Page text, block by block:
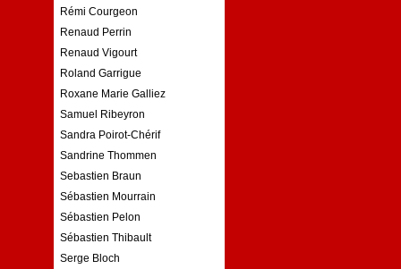
Rémi Courgeon
Renaud Perrin
Renaud Vigourt
Roland Garrigue
Roxane Marie Galliez
Samuel Ribeyron
Sandra Poirot-Chérif
Sandrine Thommen
Sebastien Braun
Sébastien Mourrain
Sébastien Pelon
Sébastien Thibault
Serge Bloch